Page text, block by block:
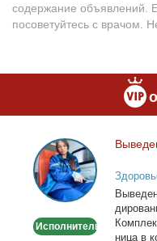
содержание объявлений.
посоветуйтесь с врачом.
Выведение
из
запоя.
Капельница,
Исполнитель
ни­ца в